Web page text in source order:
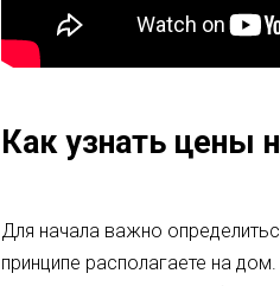
Как узнать цены
Для начала важно
принципе располагаете на